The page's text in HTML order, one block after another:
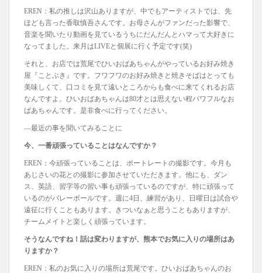
EREN：私の推しは沢山ありますが、中でもアーティストでは、先
ほども言った香取慎吾さんです。お母さんがファンだった影響で、
音楽を聞いたり動画を見ているうちにだんだんとハマって大好きに
なってました。来月はLIVEと個展に行く予定です(笑)
それと、お店では荒尾でひいおばあちゃんがやっているお好み焼き
屋『ことぶき』です。フワフワのお好み焼きと焼きそばはとっても
美味しくて、口コミを見て遠いところからも食べに来てくれるお店
なんですよ。ひいおばあちゃんは80才とは思えない程パワフルなお
ばあちゃんです。是非食べに行ってください。
―最近の事を聞いてみることに
今、一番頑張っていることはなんですか？
EREN：今頑張っていることは、ポートレートの撮影です。今月も
あじさいの花との撮影に参加させていただきます。他にも、ダン
ス、英語、習字等の習い事も頑張っているのですが、特に頑張って
いるのがバレーボールです。週に4日、練習があり、日曜日は試合や
遠征に行くこともあります。きついなぁと思うこともありますが、
チームメイトと楽しく頑張っています。
そうなんですね！話は変わりますが、熊本でお気に入りの場所はあ
りますか？
EREN：私のお気に入りの場所は荒尾です。ひいおばあちゃんのお